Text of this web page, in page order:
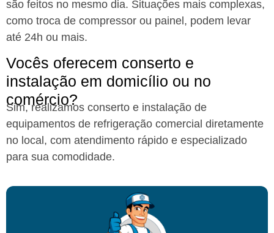
são feitos no mesmo dia. Situações mais complexas,
como troca de compressor ou painel, podem levar
até 24h ou mais.
Vocês oferecem conserto e
instalação em domicílio ou no
comércio?
Sim, realizamos conserto e instalação de
equipamentos de refrigeração comercial diretamente
no local, com atendimento rápido e especializado
para sua comodidade.